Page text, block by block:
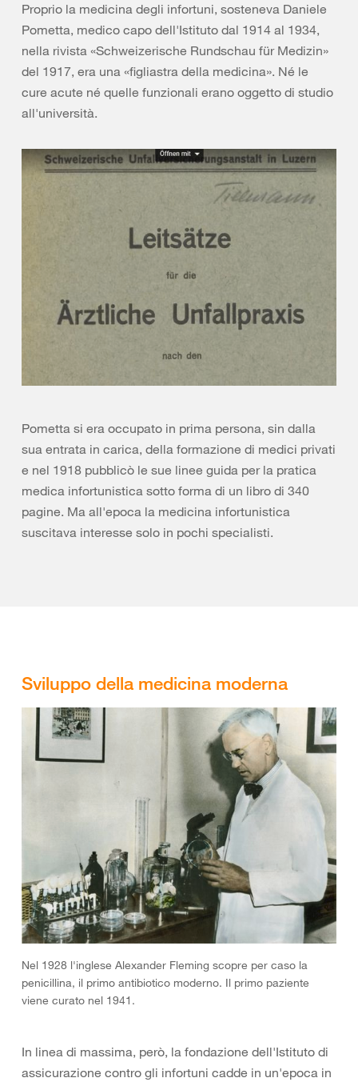
Proprio la medicina degli infortuni, sosteneva Daniele
Pometta, medico capo dell'Istituto dal 1914 al 1934,
nella rivista «Schweizerische Rundschau für Medizin»
del 1917, era una «figliastra della medicina». Né le
cure acute né quelle funzionali erano oggetto di studio
all'università.
Pometta si era occupato in prima persona, sin dalla
sua entrata in carica, della formazione di medici privati
e nel 1918 pubblicò le sue linee guida per la pratica
medica infortunistica sotto forma di un libro di 340
pagine. Ma all'epoca la medicina infortunistica
suscitava interesse solo in pochi specialisti.
Sviluppo della medicina moderna
Nel 1928 l'inglese Alexander Fleming scopre per caso la
penicillina, il primo antibiotico moderno. Il primo paziente
viene curato nel 1941.
In linea di massima, però, la fondazione dell'Istituto di
assicurazione contro gli infortuni cadde in un'epoca in